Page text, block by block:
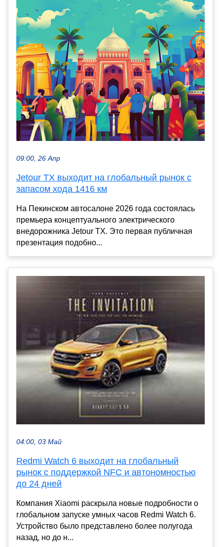
09:00, 26 Апр
Jetour TX выходит на глобальный рынок с
запасом хода 1416 км
На Пекинском автосалоне 2026 года состоялась
премьера концептуального электрического
внедорожника Jetour TX. Это первая публичная
презентация подобно...
04:00, 03 Май
Redmi Watch 6 выходит на глобальный
рынок с поддержкой NFC и автономностью
до 24 дней
Компания Xiaomi раскрыла новые подробности о
глобальном запуске умных часов Redmi Watch 6.
Устройство было представлено более полугода
назад, но до н...